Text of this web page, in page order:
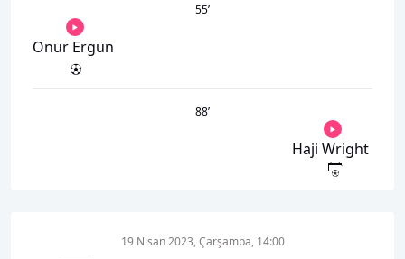
55’
Onur Ergün
88’
Haji Wright
19 Nisan 2023, Çarşamba, 14:00